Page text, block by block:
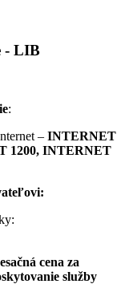
- LIB
:
– INTERNET
1200, INTERNET
cena za
služby